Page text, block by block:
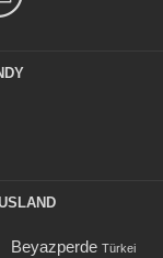
Beyazperde Türkei